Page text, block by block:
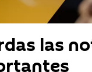
las